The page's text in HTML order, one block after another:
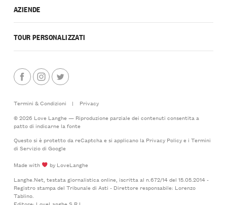
AZIENDE
TOUR PERSONALIZZATI
Termini & Condizioni |
Privacy
© 2026 Love Langhe — Riproduzione parziale dei contenuti consentita a
patto di indicarne la fonte
Questo si è protetto da reCaptcha e si applicano la Privacy Policye i Termini
di Serviziodi Google
Made with
by LoveLanghe
Langhe.Net, testata giornalistica online, iscritta al n.672/14 del 15.05.2014 -
Registro stampa del Tribunale di Asti - Direttore responsabile: Lorenzo
Tablino.